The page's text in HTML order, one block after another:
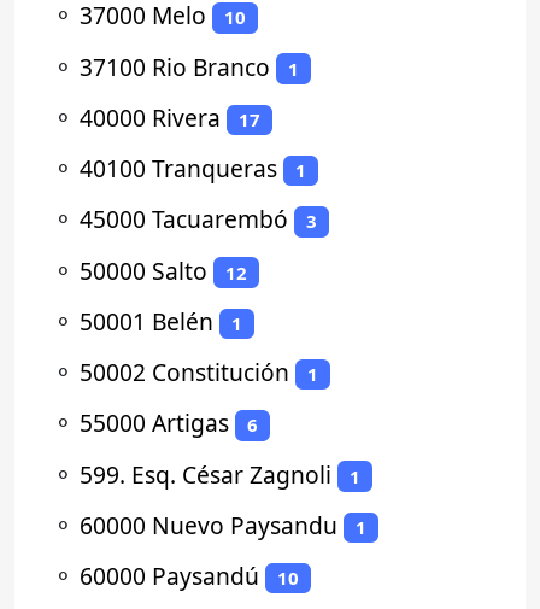
⚬ 37000 Melo 10
⚬ 37100 Rio Branco 1
⚬ 40000 Rivera 17
⚬ 40100 Tranqueras 1
⚬ 45000 Tacuarembó 3
⚬ 50000 Salto 12
⚬ 50001 Belén 1
⚬ 50002 Constitución 1
⚬ 55000 Artigas 6
⚬ 599. Esq. César Zagnoli 1
⚬ 60000 Nuevo Paysandu 1
⚬ 60000 Paysandú 10